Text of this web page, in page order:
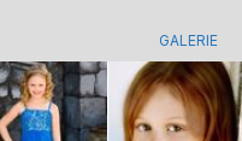
GALERIE